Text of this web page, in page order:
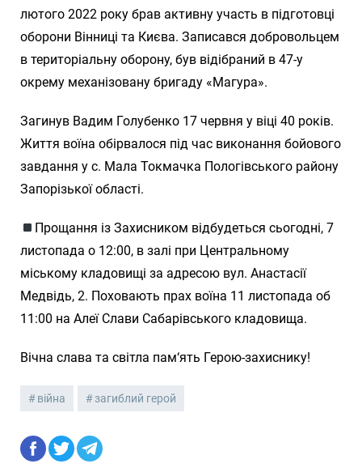
лютого 2022 року брав активну участь в підготовці
оборони Вінниці та Києва. Записався добровольцем
в територіальну оборону, був відібраний в 47-у
окрему механізовану бригаду «Магура».
Загинув Вадим Голубенко 17 червня у віці 40 років.
Життя воїна обірвалося під час виконання бойового
завдання у с. Мала Токмачка Пологівського району
Запорізької області.
Прощання із Захисником відбудеться сьогодні, 7
листопада о 12:00, в залі при Центральному
міському кладовищі за адресою вул. Анастасії
Медвідь, 2. Поховають прах воїна 11 листопада об
11:00 на Алеї Слави Сабарівського кладовища.
Вічна слава та світла пам‘ять Герою-захиснику!
війна загиблий герой